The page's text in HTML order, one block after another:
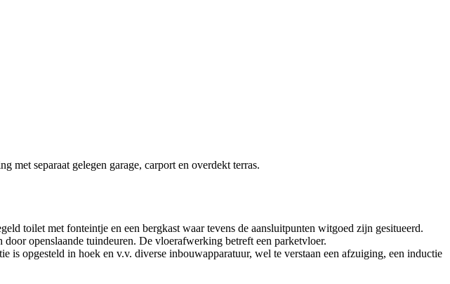
separaat gelegen garage, carport en overdekt terras.
toilet met fonteintje en een bergkast waar tevens de aansluitpunten witgoed zijn gesitueerd.
openslaande tuindeuren. De vloerafwerking betreft een parketvloer.
opgesteld in hoek en v.v. diverse inbouwapparatuur, wel te verstaan een afzuiging, een inductie